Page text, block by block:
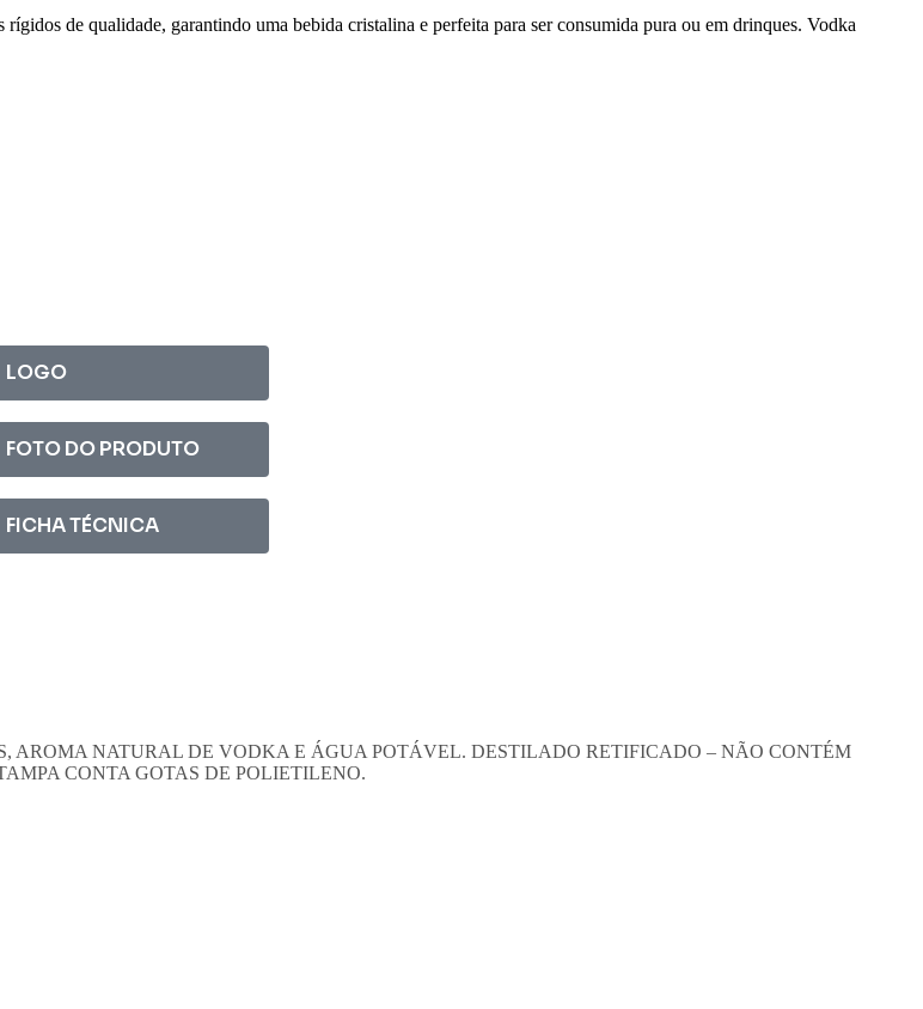
de qualidade, garantindo uma bebida cristalina e perfeita para ser consumida pura ou em drinques. Vodka
LOGO
FOTO DO PRODUTO
FICHA TÉCNICA
AROMA NATURAL DE VODKA E ÁGUA POTÁVEL. DESTILADO RETIFICADO – NÃO CONTÉM
CONTA GOTAS DE POLIETILENO.